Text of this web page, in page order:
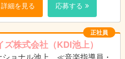
詳細を見る 応募する
正社員
株式会社（KDI池上）